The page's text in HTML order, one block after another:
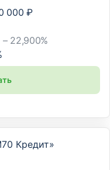
000 ₽
– 22,900%
Кредит»